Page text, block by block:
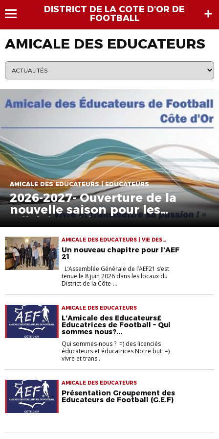
DISTRICT DE LA COTE D'OR DE
FOOTBALL
AMICALE DES EDUCATEURS
AMICALE DES EDUCATEURS | EDUCATEURS
2026-2027- Ouverture de la
nouvelle saison pour les
adhésions à l’AEF21
AMICALE DES EDUCATEURS | VIE DES
Un nouveau chapitre pour l’AEF
21
L’Assemblée Générale de l’AEF21 s’est
tenue le 8 juin 2026 dans les locaux du
District de la Côte-...
AMICALE DES EDUCATEURS
L’Amicale des Educateurs£
Educatrices de Football – Qui
sommes nous?...
Qui sommes-nous ? =) des licenciés
éducateurs et éducatrices Notre but =)
vivre et trans...
AMICALE DES EDUCATEURS
Présentation Groupement des
Educateurs de Football (G.E.F)